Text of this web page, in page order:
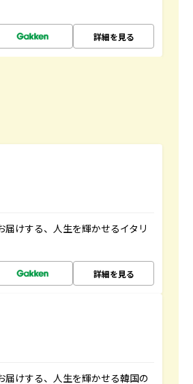
詳細を見る
けする、人生を輝かせるイタリ
詳細を見る
けする、人生を輝かせる韓国の